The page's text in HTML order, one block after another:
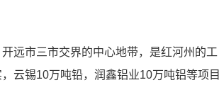
远市三市交界的中心地带，是红河州的工
云锡10万吨铅，润鑫铝业10万吨铝等项目